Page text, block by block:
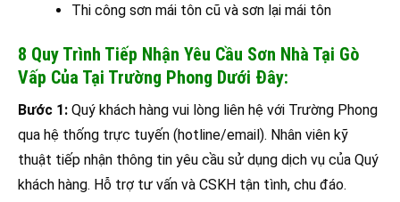
Thi công sơn mái tôn cũ và sơn lại mái tôn
8 Quy Trình Tiếp Nhận Yêu Cầu Sơn Nhà Tại Gò
Vấp Của Tại Trường Phong Dưới Đây:
Bước 1: Quý khách hàng vui lòng liên hệ với Trường Phong
qua hệ thống trực tuyến (hotline/email). Nhân viên kỹ
thuật tiếp nhận thông tin yêu cầu sử dụng dịch vụ của Quý
khách hàng. Hỗ trợ tư vấn và CSKH tận tình, chu đáo.